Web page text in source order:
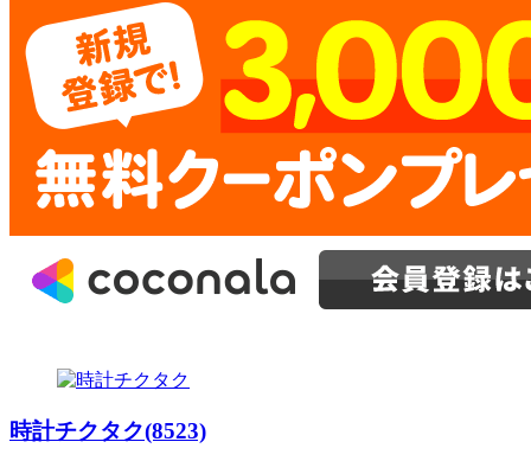
時計チクタク(8523)